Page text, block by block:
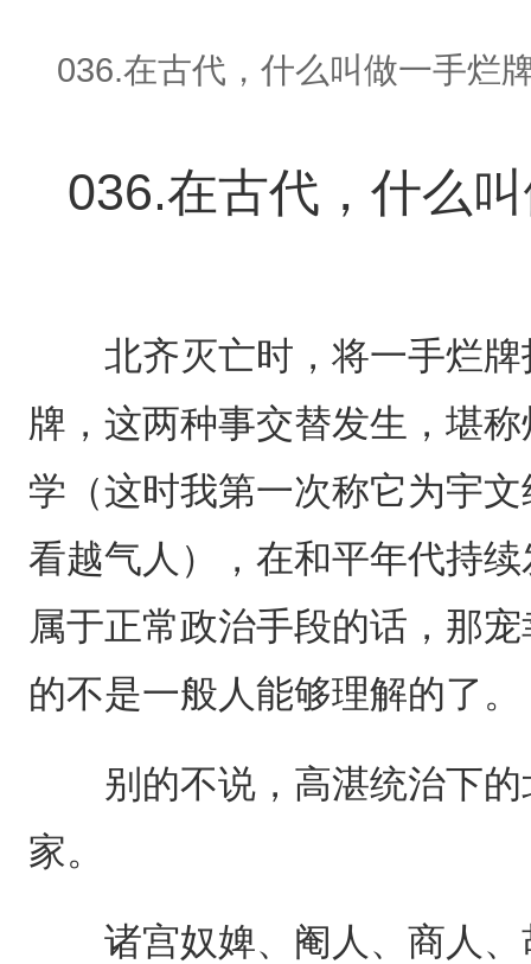
036.在古代，什么叫做一手烂
036.在古代，什么
北齐灭亡时，将一手烂牌
牌，这两种事交替发生，堪
学（这时我第一次称它为宇
看越气人），在和平年代持
属于正常政治手段的话，那
的不是一般人能够理解的了。
别的不说，高湛统治下的
家。
诸宫奴婢、阉人、商人、